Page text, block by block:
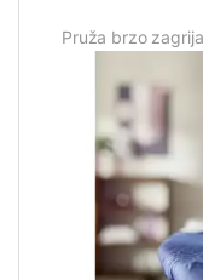
Pruža brzo